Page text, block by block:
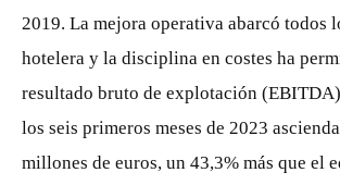
2019. La mejora operativa abarcó todos
hotelera y la disciplina en costes ha
resultado bruto de explotación
los seis primeros meses de 2023
millones de euros, un 43,3% más que el